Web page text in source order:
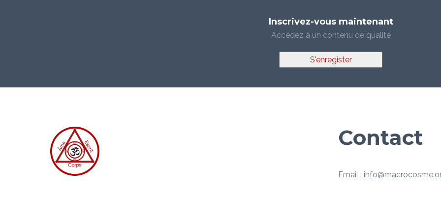
Inscrivez-vous maintenant
Accédez à un contenu de qualité
S'enregister
Contact
Email :